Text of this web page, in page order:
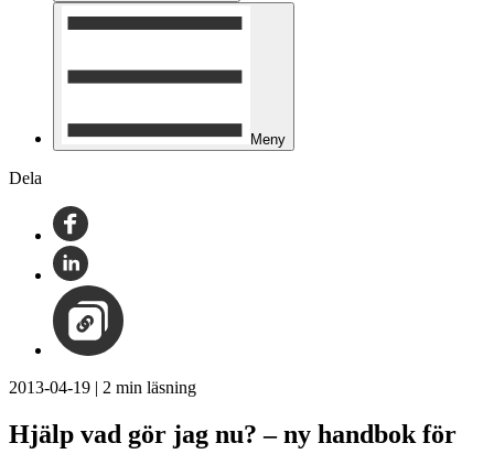
Meny
Dela
2013-04-19 | 2 min läsning
Hjälp vad gör jag nu? – ny handbok för